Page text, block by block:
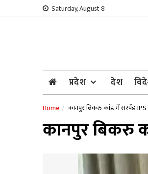
Saturday, August 8
प्रदेश देश
Home कानपुर बिकरु कांड में सस्पेंड IPS
कानपुर बिकरु